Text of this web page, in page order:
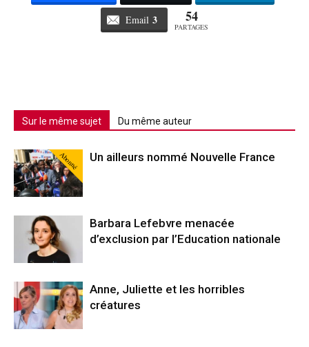
Email 3 54
PARTAGES
Sur le même sujet Du même auteur
Abonné Un ailleurs nommé Nouvelle France
Barbara Lefebvre menacée
d’exclusion par l’Education nationale
Anne, Juliette et les horribles
créatures